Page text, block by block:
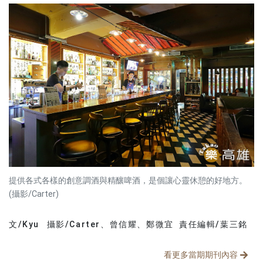
提供各式各樣的創意調酒與精釀啤酒，是個讓心靈休憩的好地方。
(攝影/Carter)
文/Kyu 攝影/Carter、曾信耀、鄭微宜 責任編輯/葉三銘
看更多當期期刊內容
文章分類
分享文章